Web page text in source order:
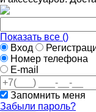
Показать все ()
Вход
Номер телефона
E-mail
Запомнить меня
Забыли пароль?